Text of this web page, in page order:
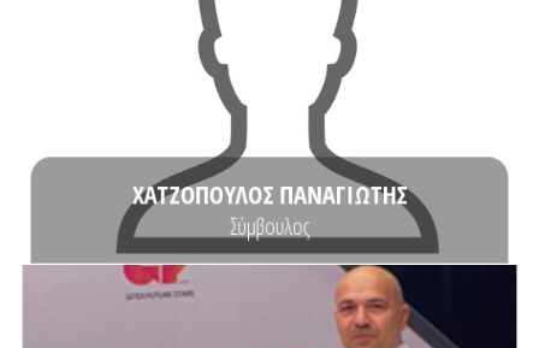
ΧΑΤΖΟΠΟΥΛΟΣ ΠΑΝΑΓΙΩΤΗΣ
Σύμβουλος
Ο Παναγιώτης Χατζόπουλος είναι έμπειρος σύμβουλος-μελετητής έργων
πληροφορικής με εμπειρία σε τεχνικά και τεχνοοικονομικά έργα, καθώς
και έργα ανάλυσης επιχειρηματικών σχεδίων.